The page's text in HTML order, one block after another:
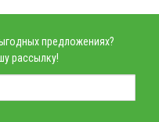
предложениях?
рассылку!